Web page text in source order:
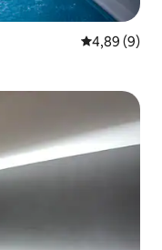
4,89 de uma
4,89 (9)